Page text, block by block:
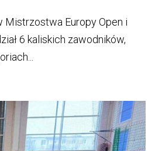
Mistrzostwa Europy Open i
6 kaliskich zawodników,